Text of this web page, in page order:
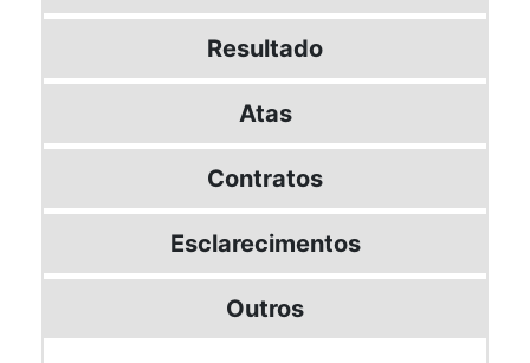
Resultado
Atas
Contratos
Esclarecimentos
Outros